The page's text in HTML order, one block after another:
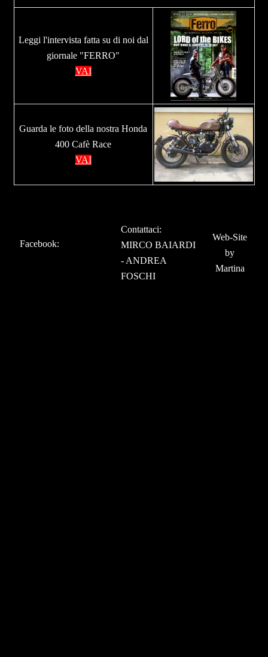
Leggi l'intervista fatta su di noi dal
giornale "FERRO"
VAI
Guarda le foto della nostra Honda
400 Cafè Race
VAI
Facebook:
Contattaci:
MIRCO BAIARDI
- ANDREA
FOSCHI
Web-Site
by
Martina